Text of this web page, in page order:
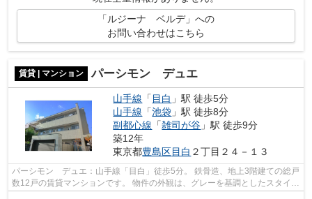
「ルジーナ ベルデ」への
お問い合わせはこちら
賃貸 | マンション パーシモン デュエ
山手線 「 目白 」駅 徒歩5分
山手線 「池袋 」駅 徒歩8分
副都心線 「雑司が谷 」駅 徒歩9分
築12年
東京都豊島区目白 ２丁目２４－１３
パーシモン デュエ：山手線「目白」徒歩5分。 鉄骨造、地上3階建ての総戸
数12戸の賃貸マンションです。 物件の外観は、グレーを基調としたスタイリ